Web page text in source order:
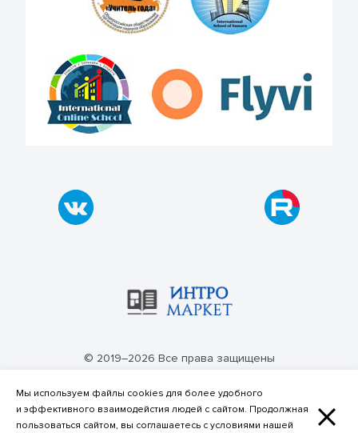
© 2019–2026 Все права защищены
Политика конфиденциальности
Мы используем файлы cookies для более удобного
и эффективного взаимодейстия людей с сайтом. Продолжная
пользоваться сайтом, вы соглашаетесь с условиями нашей